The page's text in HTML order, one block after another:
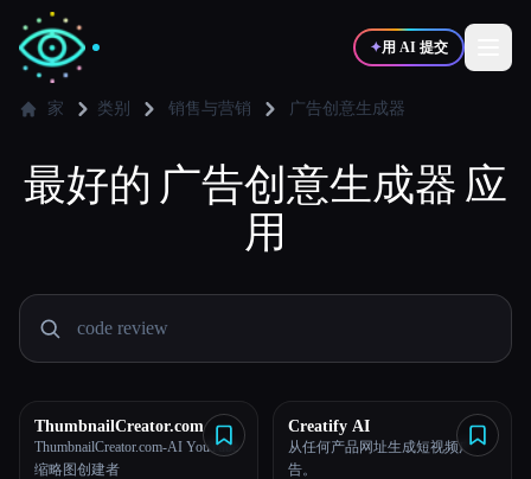
✦用 AI 提交
✍️写作者 🎨设计师
🎓 学生
博客
家 类别 销售与营销 广告创意生成器
最好的 广告创意生成器应
用
ThumbnailCreator.com
ThumbnailCreator.com-AI YouTube
缩略图创建者
Creatify AI
从任何产品网址生成短视频广
告。